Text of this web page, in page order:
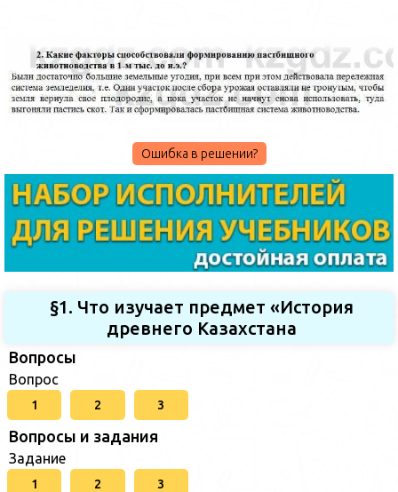
Ошибка в решении?
§1. Что изучает предмет «История
древнего Казахстана
Вопросы
Вопрос
1 2 3
Вопросы и задания
Задание
1 2 3